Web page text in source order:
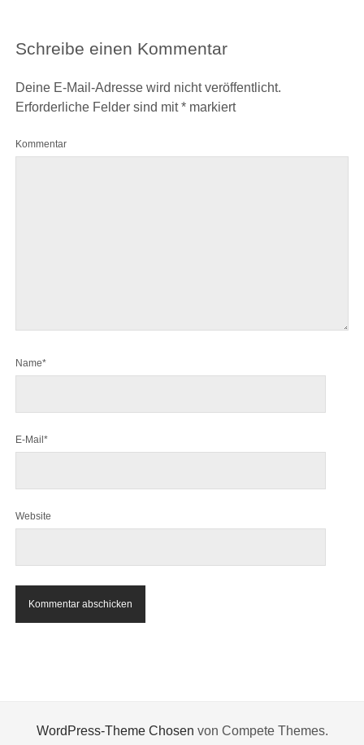
Schreibe einen Kommentar
Deine E-Mail-Adresse wird nicht veröffentlicht.
Erforderliche Felder sind mit*markiert
Kommentar
Name*
E-Mail*
Website
WordPress-Theme Chosen von Compete Themes.